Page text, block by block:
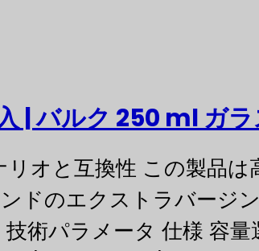
| バルク 250 ml ガ
オと互換性 この製品
ドのエクストラバー
術パラメータ 仕様 容